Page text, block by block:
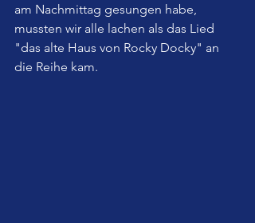
am Nachmittag gesungen habe,
mussten wir alle lachen als das Lied
"das alte Haus von Rocky Docky" an
die Reihe kam.